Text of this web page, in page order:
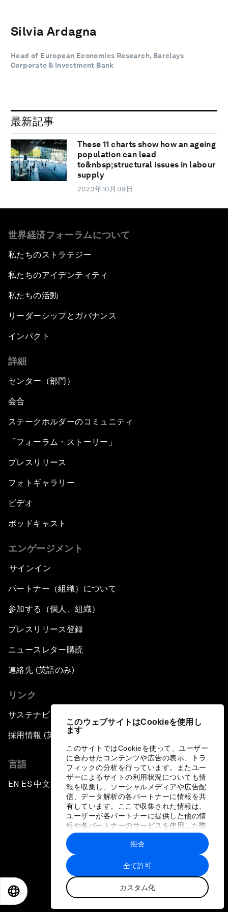
このウェブサイトはCookieを使用し
ます
このサイトではCookieを使って、ユーザー
に合わせたコンテンツや広告の表示、トラ
フィックの分析を行っています。またユー
ザーによるサイトの利用状況についても情
報を収集し、ソーシャルメディアや広告配
信、データ解析の各パートナーに情報を共
有しています。ここで収集された情報は、
ユーザーが各パートナーに提供した他の情
報や各パートナーのサービスを使用した際
に収集された情報と組み合わされ、各パー
トナーによって使用されることがありま
す。
全て許可
カスタム化
拒否
Silvia Ardagna
Head of European Economics Research, Barclays
Corporate & Investment Bank
最新記事
These 11 charts show how an ageing
population can lead
to&nbsp;structural issues in labour
supply
2023年10月09日
世界経済フォーラムについて
私たちのストラテジー
私たちのアイデンティティ
私たちの活動
リーダーシップとガバナンス
インパクト
詳細
センター（部門）
会合
ステークホルダーのコミュニティ
「フォーラム・ストーリー」
プレスリリース
フォトギャラリー
ビデオ
ポッドキャスト
エンゲージメント
サインイン
パートナー（組織）について
参加する（個人、組織）
プレスリリース登録
ニュースレター購読
連絡先 (英語のみ)
リンク
サステナビリティへの取り組み
採用情報 (英語のみ)
言語
EN ▪ ES▪中文▪ 日本語
プライバシーポリシーと利用規約
サイトマップ
©
世界経済フォーラム